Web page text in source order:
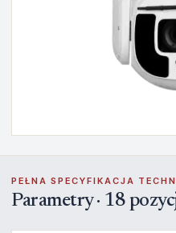
PEŁNA SPECYFIKACJA
Parametry · 18